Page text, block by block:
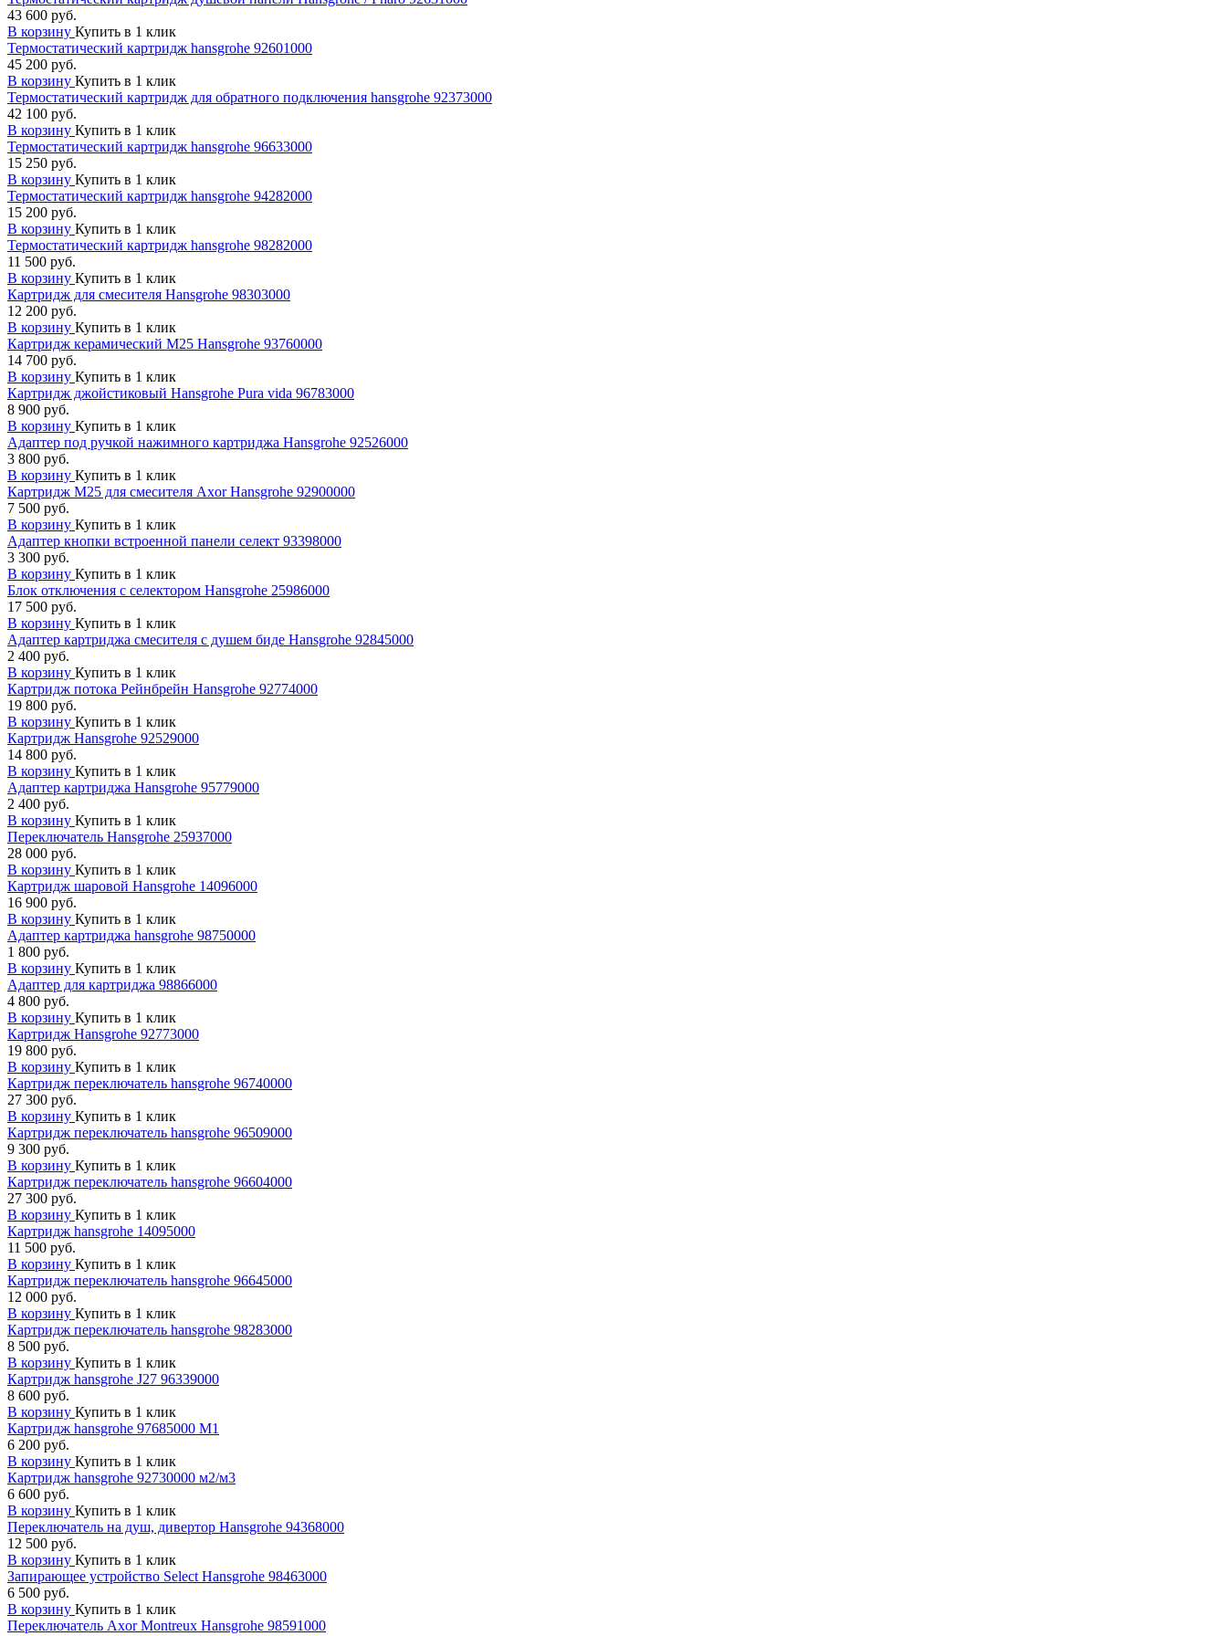
43 600 руб.
В корзину Купить в 1 клик
Термостатический картридж hansgrohe 92601000
45 200 руб.
В корзину Купить в 1 клик
Термостатический картридж для обратного подключения hansgrohe 92373000
42 100 руб.
В корзину Купить в 1 клик
Термостатический картридж hansgrohe 96633000
15 250 руб.
В корзину Купить в 1 клик
Термостатический картридж hansgrohe 94282000
15 200 руб.
В корзину Купить в 1 клик
Термостатический картридж hansgrohe 98282000
11 500 руб.
В корзину Купить в 1 клик
Картридж для смесителя Hansgrohe 98303000
12 200 руб.
В корзину Купить в 1 клик
Картридж керамический М25 Hansgrohe 93760000
14 700 руб.
В корзину Купить в 1 клик
Картридж джойстиковый Hansgrohe Pura vida 96783000
8 900 руб.
В корзину Купить в 1 клик
Адаптер под ручкой нажимного картриджа Hansgrohe 92526000
3 800 руб.
В корзину Купить в 1 клик
Картридж М25 для смесителя Axor Hansgrohe 92900000
7 500 руб.
В корзину Купить в 1 клик
Адаптер кнопки встроенной панели селект 93398000
3 300 руб.
В корзину Купить в 1 клик
Блок отключения с селектором Hansgrohe 25986000
17 500 руб.
В корзину Купить в 1 клик
Адаптер картриджа смесителя с душем биде Hansgrohe 92845000
2 400 руб.
В корзину Купить в 1 клик
Картридж потока Рейнбрейн Hansgrohe 92774000
19 800 руб.
В корзину Купить в 1 клик
Картридж Hansgrohe 92529000
14 800 руб.
В корзину Купить в 1 клик
Адаптер картриджа Hansgrohe 95779000
2 400 руб.
В корзину Купить в 1 клик
Переключатель Hansgrohe 25937000
28 000 руб.
В корзину Купить в 1 клик
Картридж шаровой Hansgrohe 14096000
16 900 руб.
В корзину Купить в 1 клик
Адаптер картриджа hansgrohe 98750000
1 800 руб.
В корзину Купить в 1 клик
Адаптер для картриджа 98866000
4 800 руб.
В корзину Купить в 1 клик
Картридж Hansgrohe 92773000
19 800 руб.
В корзину Купить в 1 клик
Картридж переключатель hansgrohe 96740000
27 300 руб.
В корзину Купить в 1 клик
Картридж переключатель hansgrohe 96509000
9 300 руб.
В корзину Купить в 1 клик
Картридж переключатель hansgrohe 96604000
27 300 руб.
В корзину Купить в 1 клик
Картридж hansgrohe 14095000
11 500 руб.
В корзину Купить в 1 клик
Картридж переключатель hansgrohe 96645000
12 000 руб.
В корзину Купить в 1 клик
Картридж переключатель hansgrohe 98283000
8 500 руб.
В корзину Купить в 1 клик
Картридж hansgrohe J27 96339000
8 600 руб.
В корзину Купить в 1 клик
Картридж hansgrohe 97685000 М1
6 200 руб.
В корзину Купить в 1 клик
Картридж hansgrohe 92730000 м2/м3
6 600 руб.
В корзину Купить в 1 клик
Переключатель на душ, дивертор Hansgrohe 94368000
12 500 руб.
В корзину Купить в 1 клик
Запирающее устройство Select Hansgrohe 98463000
6 500 руб.
В корзину Купить в 1 клик
Переключатель Axor Montreux Hansgrohe 98591000